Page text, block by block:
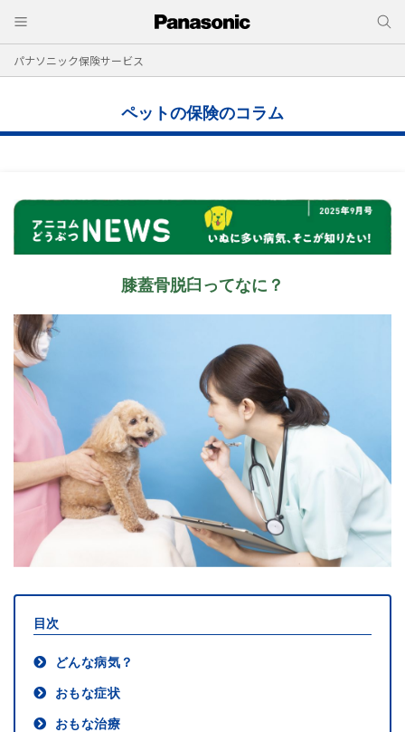
パナソニック保険サービス
ペットの保険のコラム
膝蓋骨脱臼ってなに？
目次
どんな病気？
おもな症状
おもな治療